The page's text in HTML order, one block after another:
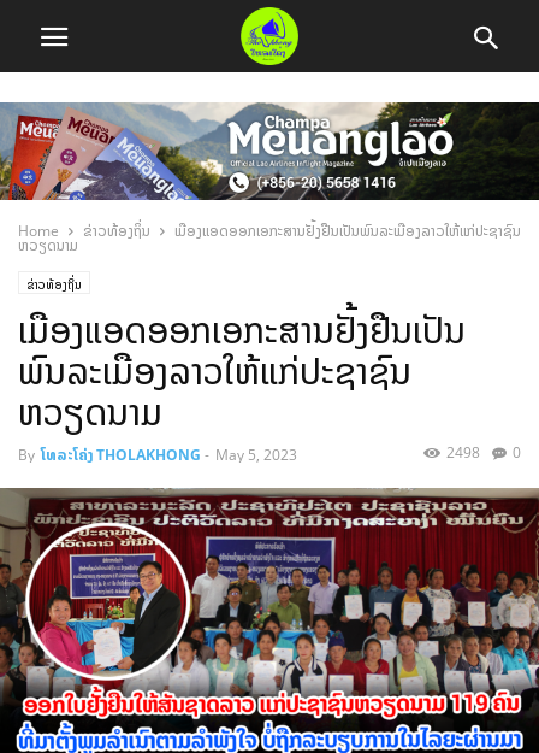
Home ຂ່າວທ້ອງຖິ່ນ ເມືອງແອດອອກເອກະສານຢັ້ງຢືນເປັນພົນລະເມືອງລາວໃຫ້ແກ່ປະຊາຊົນ
ຫວຽດນາມ
ຂ່າວທ້ອງຖິ່ນ
ເມືອງແອດອອກເອກະສານຢັ້ງຢືນເປັນ
ພົນລະເມືອງລາວໃຫ້ແກ່ປະຊາຊົນ
ຫວຽດນາມ
By ໂທລະໂຄ່ງ THOLAKHONG - May 5, 2023 0
2498